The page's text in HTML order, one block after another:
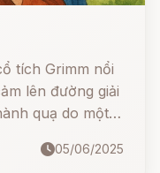
tích Grimm nổi
lên đường giải
quạ do một
sự hy sinh, là
05/06/2025